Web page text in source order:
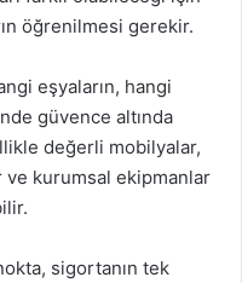
öğrenilmesi gerekir.
eşyaların, hangi
güvence altında
değerli mobilyalar,
kurumsal ekipmanlar
sigortanın tek